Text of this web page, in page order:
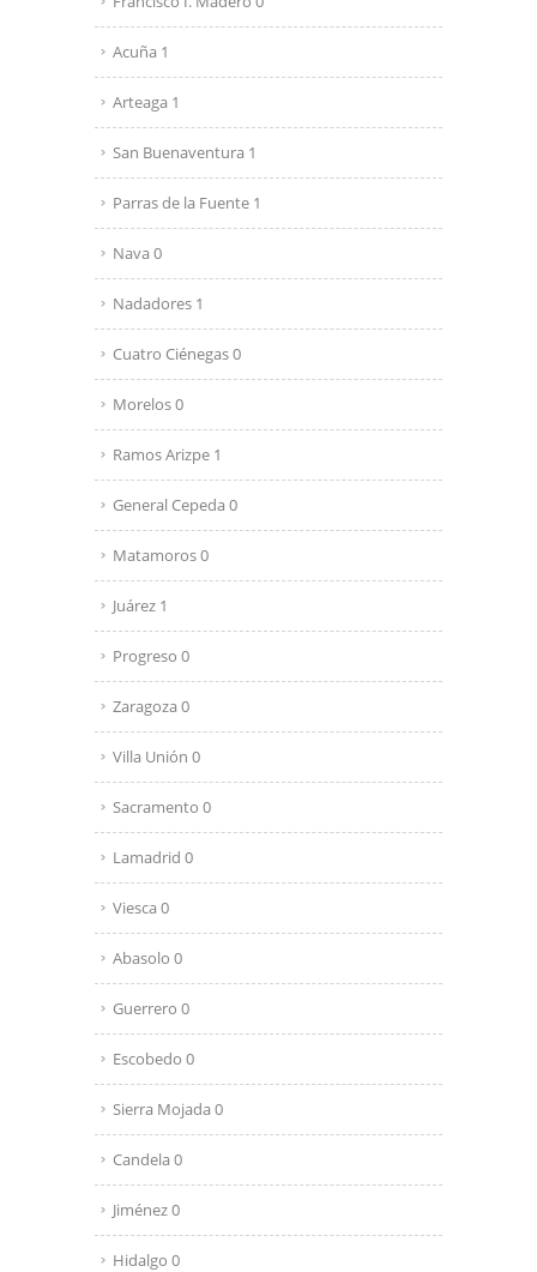
Acuña 1
Arteaga 1
San Buenaventura 1
Parras de la Fuente 1
Nava 0
Nadadores 1
Cuatro Ciénegas 0
Morelos 0
Ramos Arizpe 1
General Cepeda 0
Matamoros 0
Juárez 1
Progreso 0
Zaragoza 0
Villa Unión 0
Sacramento 0
Lamadrid 0
Viesca 0
Abasolo 0
Guerrero 0
Escobedo 0
Sierra Mojada 0
Candela 0
Jiménez 0
Hidalgo 0